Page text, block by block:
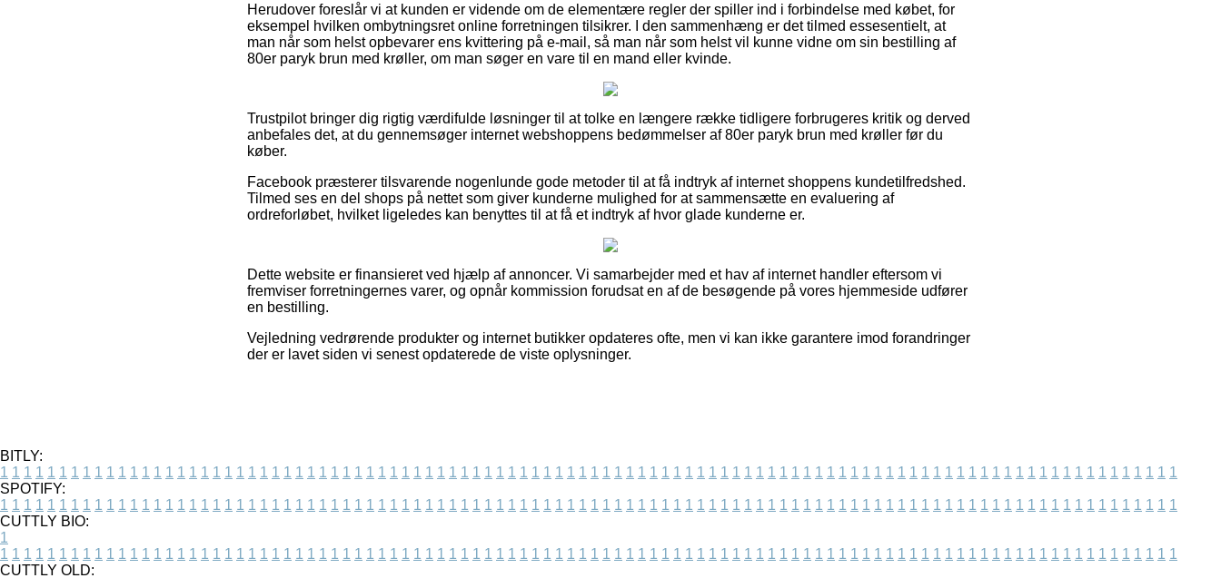
Herudover foreslår vi at kunden er vidende om de elementære regler der spiller ind i forbindelse med købet, for
eksempel hvilken ombytningsret online forretningen tilsikrer. I den sammenhæng er det tilmed essesentielt, at
man når som helst opbevarer ens kvittering på e-mail, så man når som helst vil kunne vidne om sin bestilling af
80er paryk brun med krøller, om man søger en vare til en mand eller kvinde.
Trustpilot bringer dig rigtig værdifulde løsninger til at tolke en længere række tidligere forbrugeres kritik og derved
anbefales det, at du gennemsøger internet webshoppens bedømmelser af 80er paryk brun med krøller før du
køber.
Facebook præsterer tilsvarende nogenlunde gode metoder til at få indtryk af internet shoppens kundetilfredshed.
Tilmed ses en del shops på nettet som giver kunderne mulighed for at sammensætte en evaluering af
ordreforløbet, hvilket ligeledes kan benyttes til at få et indtryk af hvor glade kunderne er.
Dette website er finansieret ved hjælp af annoncer. Vi samarbejder med et hav af internet handler eftersom vi
fremviser forretningernes varer, og opnår kommission forudsat en af de besøgende på vores hjemmeside udfører
en bestilling.
Vejledning vedrørende produkter og internet butikker opdateres ofte, men vi kan ikke garantere imod forandringer
der er lavet siden vi senest opdaterede de viste oplysninger.
BITLY:
1 1 1 1 1 1 1 1 1 1 1 1 1 1 1 1 1 1 1 1 1 1 1 1 1 1 1 1 1 1 1 1 1 1 1 1 1 1 1 1 1 1 1 1 1 1 1 1 1 1 1 1 1 1 1 1 1 1 1 1 1 1 1 1 1 1 1 1 1 1 1 1 1 1 1 1 1 1 1 1 1 1 1 1 1 1 1 1 1 1 1 1 1 1 1 1 1 1 1 1
SPOTIFY:
1 1 1 1 1 1 1 1 1 1 1 1 1 1 1 1 1 1 1 1 1 1 1 1 1 1 1 1 1 1 1 1 1 1 1 1 1 1 1 1 1 1 1 1 1 1 1 1 1 1 1 1 1 1 1 1 1 1 1 1 1 1 1 1 1 1 1 1 1 1 1 1 1 1 1 1 1 1 1 1 1 1 1 1 1 1 1 1 1 1 1 1 1 1 1 1 1 1 1 1
CUTTLY BIO:
1
1 1 1 1 1 1 1 1 1 1 1 1 1 1 1 1 1 1 1 1 1 1 1 1 1 1 1 1 1 1 1 1 1 1 1 1 1 1 1 1 1 1 1 1 1 1 1 1 1 1 1 1 1 1 1 1 1 1 1 1 1 1 1 1 1 1 1 1 1 1 1 1 1 1 1 1 1 1 1 1 1 1 1 1 1 1 1 1 1 1 1 1 1 1 1 1 1 1 1 1
CUTTLY OLD: